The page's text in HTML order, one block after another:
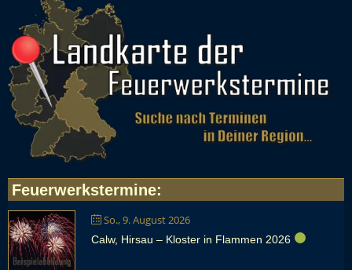
Feuerwerkstermine:
So., 9. August 2026
Calw, Hirsau – Kloster in Flammen 2026